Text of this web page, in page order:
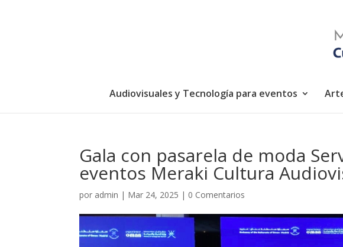
Audiovisuales y Tecnología para eventos
Gala con pasarela de moda
eventos Meraki Cultura
por admin | Mar 24, 2025 | 0 Comentarios